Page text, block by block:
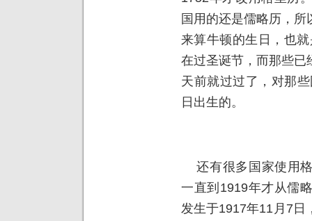
国用的还是儒略历，
来算牛顿的生日，也
在过圣诞节，而那些已
天前就过过了，对那
日出生的。
还有很多国家使用
一直到1919年才从儒
发生于1917年11月7日